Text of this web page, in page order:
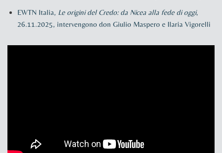
EWTN Italia, Le origini del Credo: da Nicea alla fede di oggi,
26.11.2025, intervengono don Giulio Maspero e Ilaria Vigorelli